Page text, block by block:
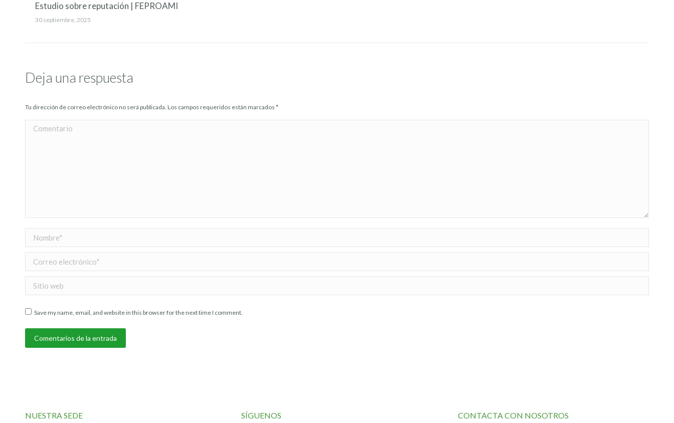
Estudio sobre reputación | FEPROAMI
30 septiembre, 2025
Deja una respuesta
Tu dirección de correo electrónico no será publicada. Los campos requeridos están marcados *
Comentario
Nombre *
Correo electrónico *
Sitio web
Save my name, email, and website in this browser for the next time I comment.
Comentarios de la entrada
NUESTRA SEDE SÍGUENOS CONTACTA CON NOSOTROS